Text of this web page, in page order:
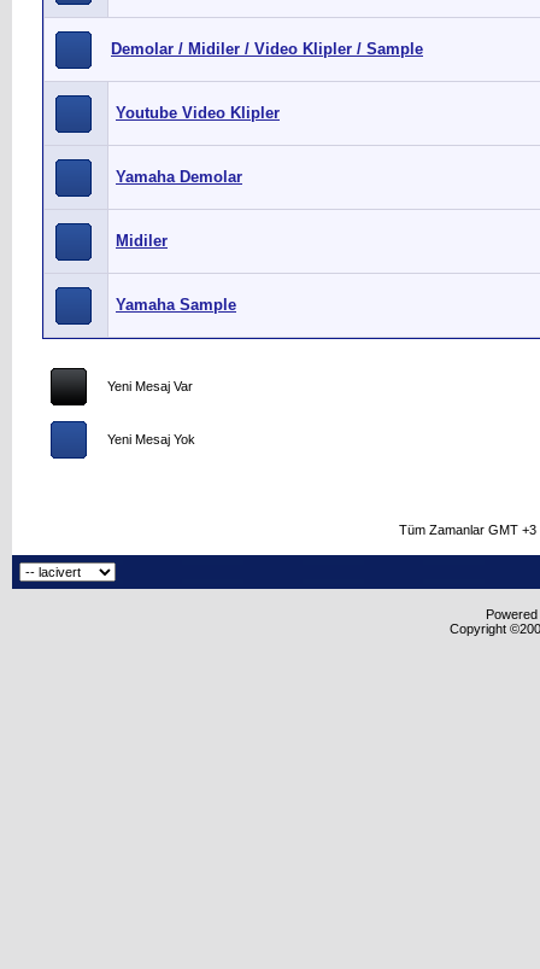
Demolar / Midiler / Video Klipler / Sample
Youtube Video Klipler
Yamaha Demolar
Midiler
Yamaha Sample
Yeni Mesaj Var
Yeni Mesaj Yok
Tüm Zamanlar GMT
Copyright